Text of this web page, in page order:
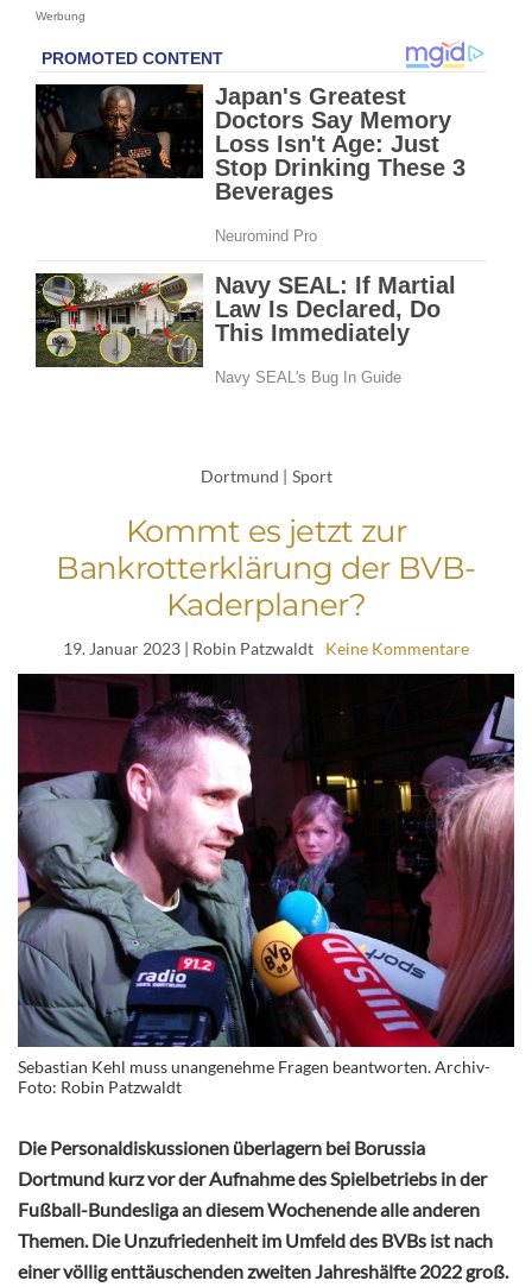
Werbung
Dortmund | Sport
Kommt es jetzt zur
Bankrotterklärung der BVB-
Kaderplaner?
19. Januar 2023 | Robin Patzwaldt Keine Kommentare
Sebastian Kehl muss unangenehme Fragen beantworten. Archiv-
Foto: Robin Patzwaldt
Die Personaldiskussionen überlagern bei Borussia
Dortmund kurz vor der Aufnahme des Spielbetriebs in der
Fußball-Bundesliga an diesem Wochenende alle anderen
Themen. Die Unzufriedenheit im Umfeld des BVBs ist nach
einer völlig enttäuschenden zweiten Jahreshälfte 2022 groß.